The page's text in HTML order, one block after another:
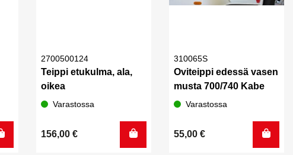
2700500124
Teippi etukulma, ala,
oikea
Varastossa
156,00 €
310065S
Oviteippi edessä vasen
musta 700/740 Kabe
Varastossa
55,00 €